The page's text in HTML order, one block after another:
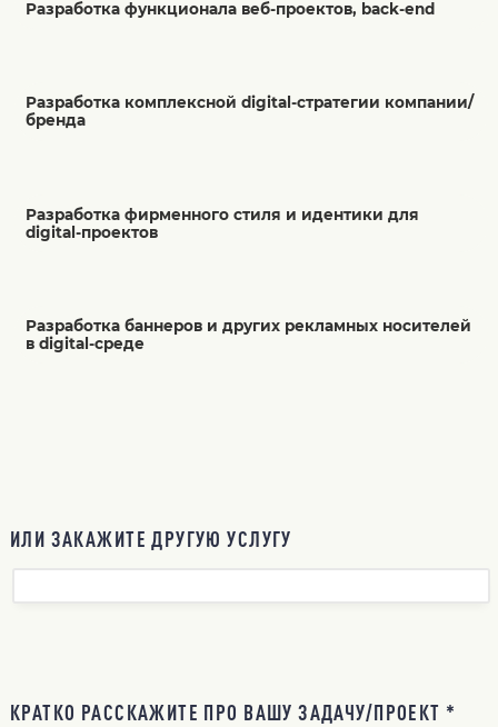
Разработка функционала веб-проектов, back-end
Разработка комплексной digital-стратегии компании/
бренда
Разработка фирменного стиля и идентики для
digital-проектов
Разработка баннеров и других рекламных носителей
в digital-среде
ИЛИ ЗАКАЖИТЕ ДРУГУЮ УСЛУГУ
КРАТКО РАССКАЖИТЕ ПРО ВАШУ ЗАДАЧУ/ПРОЕКТ *